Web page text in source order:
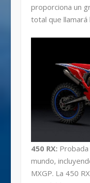
proporciona un
total que llamará
450 RX:
mundo,
MXGP. La 450